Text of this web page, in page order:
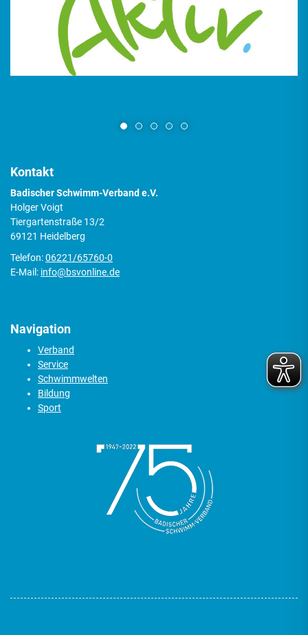
Kontakt
Badischer Schwimm-Verband e.V.
Holger Voigt
Tiergartenstraße 13/2
69121 Heidelberg
Telefon:06221/65760-0
E-Mail: info@bsvonline.de
Navigation
Verband
Service
Schwimmwelten
Bildung
Sport